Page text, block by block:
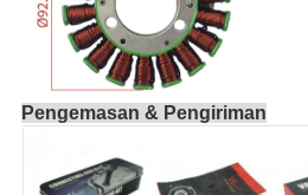
Pengemasan & Pengiriman